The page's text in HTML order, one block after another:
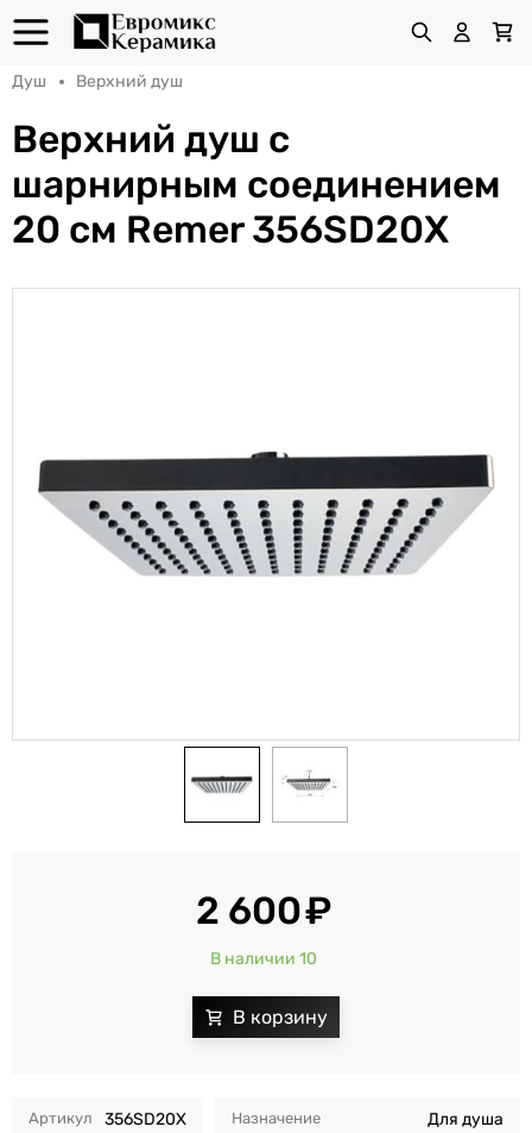
Душ Верхний душ
Верхний душ с
шарнирным соединением
20 см Remer 356SD20X
Артикул 356SD20X Назначение Для душа
2 600
В наличии 10